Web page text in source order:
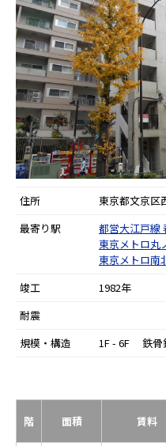
住所
東京都文京区
最寄り駅
都営大江戸線
東京メトロ丸
東京メトロ南
竣工
1982年
耐震
規模・構造
1F - 6F 鉄骨
階 面積 賃料